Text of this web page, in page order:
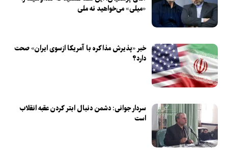
«میلی» می‌خواهید نه ملی
خبر «پذیرش مذاکره با آمریکا ازسوی ایران» صحت
دارد؟
سردار جوانی: دشمن دنبال ابتر کردن عقبه انقلاب
است